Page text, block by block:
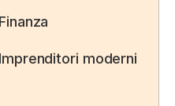
Finanza
Imprenditori moderni